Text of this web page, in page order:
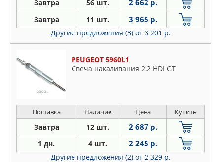
Завтра 56 шт. 2 662 р.
Завтра 11 шт. 3 965 р.
Другие предложения (3) от 3 201 р.
PEUGEOT 5960L1
Свеча накаливания 2.2 HDI GT
Поставка Наличие Цена Купить
Завтра 12 шт. 2 687 р.
1 дн. 4 шт. 2 245 р.
Другие предложения (2) от 2 329 р.